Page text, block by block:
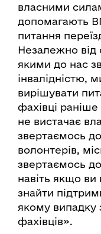
власними
допомагають
питання
Незалежно від
якими до нас
інвалідністю,
вирішувати
фахівці
не вистачає
звертаємось
волонтерів,
звертаємось
навіть якщо
знайти
якому випадку
фахівців».